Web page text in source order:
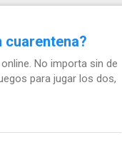
cuarentena?
No importa sin de
para jugar los dos,